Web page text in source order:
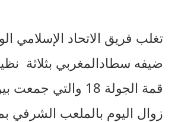
تغلب فريق الاتحاد الإسلامي
ضيفه سطادالمغربي بثلاثة
قمة الجولة والتي جمعت
زوال اليوم بالملعب الشرفي